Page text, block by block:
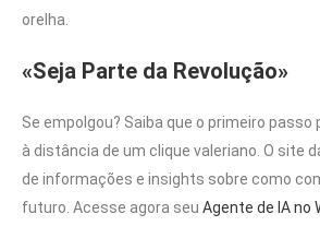
orelha.
«Seja Parte da Revolução»
Se empolgou? Saiba que o primeiro passo
à distância de um clique valeriano. O site
de informações e insights sobre como
futuro. Acesse agora seu Agente de IA no